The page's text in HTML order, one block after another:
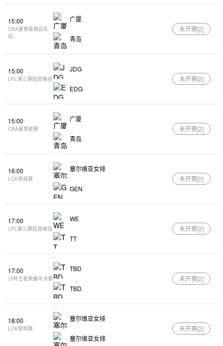
15:00
CBA夏季联赛启东
站
广厦
青岛
未开赛[2]
15:00
LPL第三赛段登峰组
JDG
EDG
未开赛[2]
15:00
CBA夏季联赛
广厦
青岛
未开赛[2]
16:00
LCK常规赛
塞尔维亚女排
GEN
未开赛[2]
17:00
LPL第三赛段登峰组
WE
TT
未开赛[2]
17:00
沙特王者荣耀半决赛
TBD
TBD
未开赛[2]
18:00
LCK常规赛
塞尔维亚女排
塞尔维亚女排
未开赛[2]